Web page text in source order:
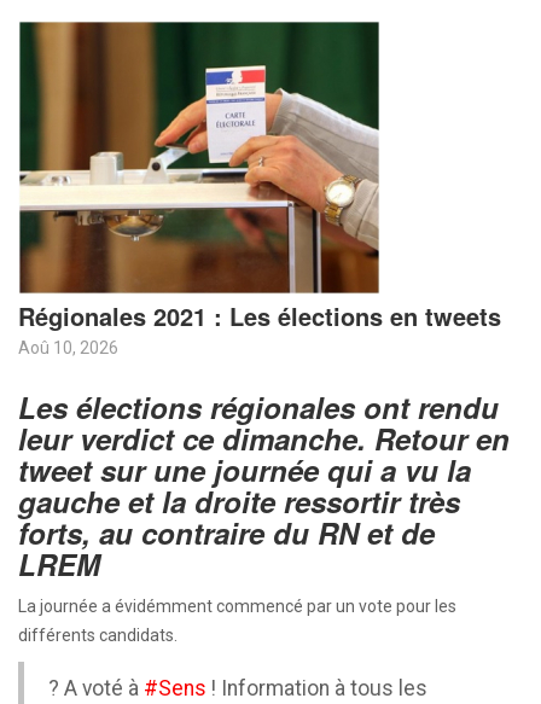
Régionales 2021 : Les élections en tweets
Aoû 10, 2026
Les élections régionales ont rendu
leur verdict ce dimanche. Retour en
tweet sur une journée qui a vu la
gauche et la droite ressortir très
forts, au contraire du RN et de
LREM
La journée a évidémment commencé par un vote pour les
différents candidats.
? A voté à #Sens ! Information à tous les